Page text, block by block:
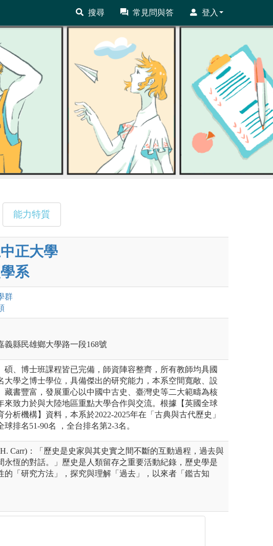
搜尋 常見問與答 登入
能力特質
正大學
系
群
義縣民雄鄉大學路一段168號
碩、博士班課程皆已完備，師資陣容整齊，所有教師均具國
大學之博士學位，具備傑出的研究能力，本系空間寬敞、設
藏書豐富，發展重心以中國中古史、臺灣史等二大範疇為核
來致力於與大陸地區重點大學合作與交流。根據【英國全球
分析機構】資料，本系於2022-2025年在「古典與古代歷史」
球排名51-90名 ，全台排名第2-3名。
Carr)：「歷史是史家與其史實之間不斷的互動過程，過去與
永恆的對話。」歷史是人類留存之重要活動紀錄，歷史學是
的「研究方法」，探究與理解「過去」，以來者「鑑古知